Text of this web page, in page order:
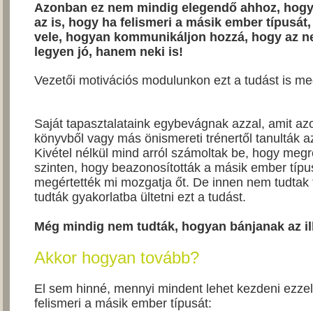
Azonban ez nem mindig elegendő ahhoz,
az is, hogy ha felismeri a másik ember
vele, hogyan kommunikáljon hozzá, hogy az
legyen jó, hanem neki is!
Vezetői motivációs modulunkon ezt a tudást is
Saját tapasztalataink egybevágnak azzal, amit
könyvből vagy más önismereti trénertől tanulták
Kivétel nélkül mind arról számoltak be, hogy
szinten, hogy beazonosították a másik ember
megértették mi mozgatja őt. De innen nem
tudták gyakorlatba ültetni ezt a tudást.
Még mindig nem tudták, hogyan bánjanak az
Akkor hogyan tovább?
El sem hinné, mennyi mindent lehet kezdeni
felismeri a másik ember típusát: